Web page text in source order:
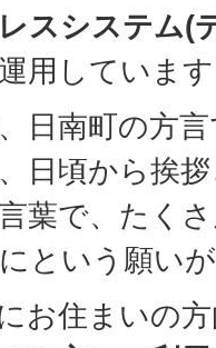
スシステム(
用していま
日南町の方
日頃から挨
葉で、たく
という願い
お住まいの